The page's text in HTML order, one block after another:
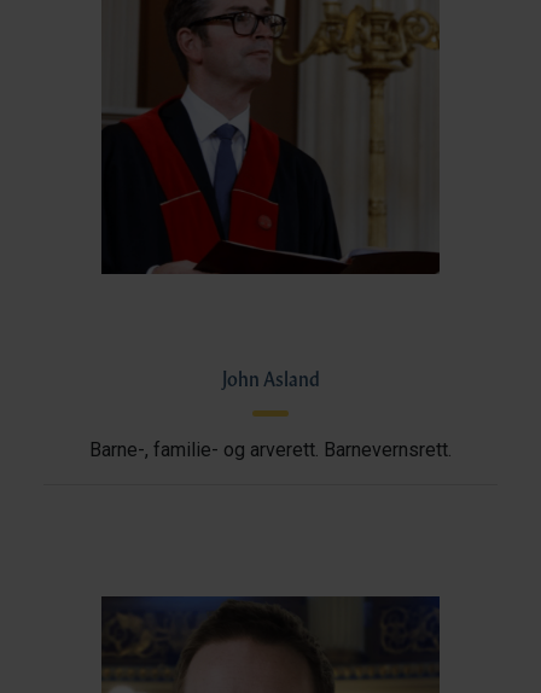
John Asland
Barne-, familie- og arverett. Barnevernsrett.